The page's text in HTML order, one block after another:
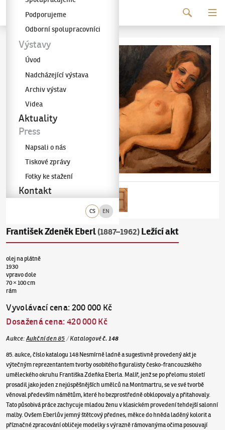
Galerie KODL
CS EN
Podporujeme
Odborní spolupracovníci
Výstavy
Úvod
Nadcházející výstava
Archiv výstav
Videa
Aktuality
Press
Napsali o nás
Tiskové zprávy
Fotky ke stažení
Kontakt
František Zdeněk Eberl (1887–1962) Ležící akt
olej na plátně
1930
vpravo dole
70 × 100 cm
rám
Vyvolávací cena:200 000 Kč
Dosažená cena:420 000 Kč
Aukce: Aukční den 85 /Katalogovéč.148
85. aukce, číslo katalogu 148 Nesmírně ladně a sugestivně provedený akt je
výtečným reprezentantem tvorby osobitého figuralisty česko-francouzského
uměleckého okruhu Františka Zdeňka Eberla. Malíř, jenž se po přelomu století
prosadil jako jeden z nejúspěšnějších umělců na Montmartru, se ve své tvorbě
věnoval především námětům, které ho bezprostředně obklopovaly a přitahovaly.
Tato působivá práce zachycuje mladou ženu v klasickém provedení tehdejší salonní
malby. Ovšem Eberlův jemný štětcový přednes, měkce do hněda laděný kolorit a
příznačné zpracování obličeje modelky s výrazně rámovanýma očima posouvají